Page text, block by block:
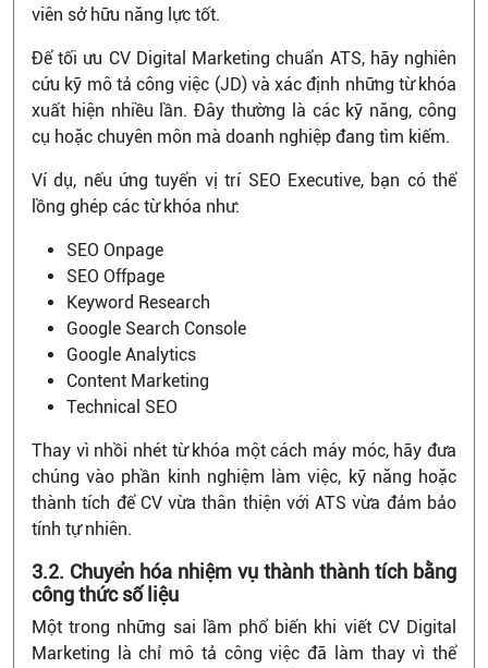
viên sở hữu năng lực tốt.
Để tối ưu CV Digital Marketing chuẩn ATS, hãy nghiên
cứu kỹ mô tả công việc (JD) và xác định những từ khóa
xuất hiện nhiều lần. Đây thường là các kỹ năng, công
cụ hoặc chuyên môn mà doanh nghiệp đang tìm kiếm.
Ví dụ, nếu ứng tuyển vị trí SEO Executive, bạn có thể
lồng ghép các từ khóa như:
SEO Onpage
SEO Offpage
Keyword Research
Google Search Console
Google Analytics
Content Marketing
Technical SEO
Thay vì nhồi nhét từ khóa một cách máy móc, hãy đưa
chúng vào phần kinh nghiệm làm việc, kỹ năng hoặc
thành tích để CV vừa thân thiện với ATS vừa đảm bảo
tính tự nhiên.
3.2. Chuyển hóa nhiệm vụ thành thành tích bằng
công thức số liệu
Một trong những sai lầm phổ biến khi viết CV Digital
Marketing là chỉ mô tả công việc đã làm thay vì thể